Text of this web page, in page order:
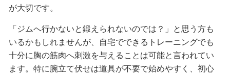
が大切です。
「ジムへ行かないと鍛えられないのでは？」と思う方も
いるかもしれませんが、自宅でできるトレーニングでも
十分に胸の筋肉へ刺激を与えることは可能と言われてい
ます。特に腕立て伏せは道具が不要で始めやすく、初心